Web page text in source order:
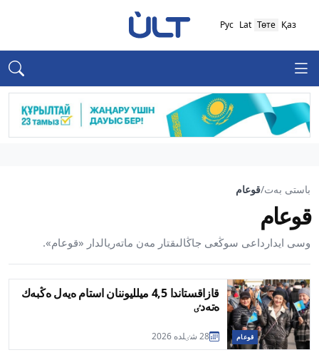
Қаз
Төте
Lat
Рус
باستى بەت/قوعام
قوعام
وسى ايدارداعى سوڭعى جاڭالىقتار مەن ماتەريالدار «قوعام».
قوعام
قازاقستاندا 4,5 ميلليوننان استام ەيەل ەڭبەك
ەتەدٸ
28 شٸلدە 2026